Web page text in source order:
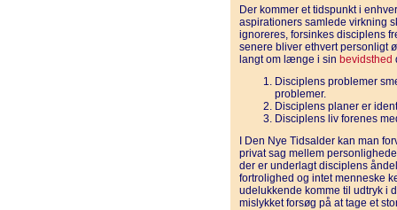
Der kommer et tidspunkt i
aspirationers samlede virkning
ignoreres, forsinkes disciplens
senere bliver ethvert personligt
langt om længe i sin bevidsthed
Disciplens problemer
problemer.
Disciplens planer er
Disciplens liv forenes
I Den Nye Tidsalder kan man
privat sag mellem
der er underlagt disciplens
fortrolighed og intet menneske
udelukkende komme til udtryk i
mislykket forsøg på at tage et